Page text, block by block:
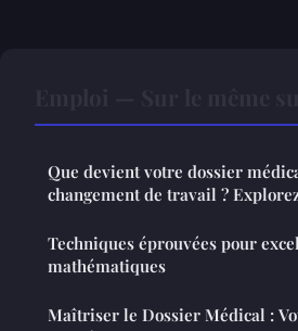
Que devient votre dossier
changement de travail ?
Techniques éprouvées pour
mathématiques
Maîtriser le Dossier Médical :